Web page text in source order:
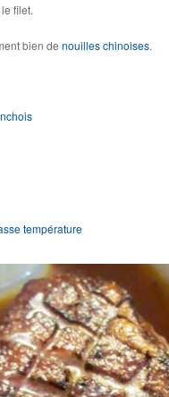
filet.
bien de nouilles chinoises.
température